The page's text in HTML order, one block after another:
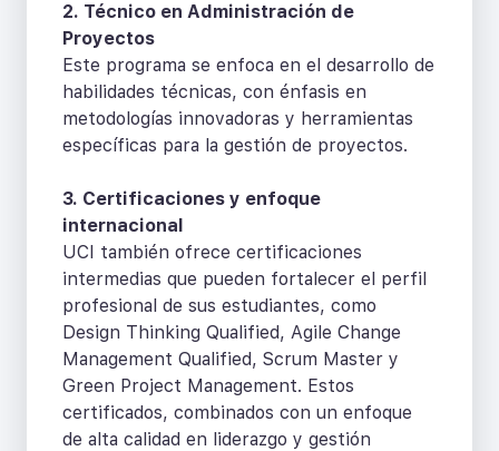
2. Técnico en Administración de
Proyectos
Este programa se enfoca en el desarrollo de
habilidades técnicas, con énfasis en
metodologías innovadoras y herramientas
específicas para la gestión de proyectos.
3. Certificaciones y enfoque
internacional
UCI también ofrece certificaciones
intermedias que pueden fortalecer el perfil
profesional de sus estudiantes, como
Design Thinking Qualified, Agile Change
Management Qualified, Scrum Master y
Green Project Management. Estos
certificados, combinados con un enfoque
de alta calidad en liderazgo y gestión